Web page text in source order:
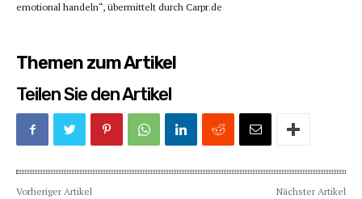
emotional handeln“, übermittelt durch Carpr.de
Themen zum Artikel
Teilen Sie den Artikel
Vorheriger Artikel Nächster Artikel